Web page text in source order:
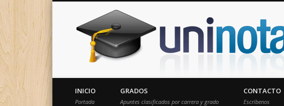
Donde encontrarás todas los apuntes de tu carrera
INICIO
Portada
GRADOS
Apuntes clasificados por carrera y grado
CONTACTO
Escríbenos